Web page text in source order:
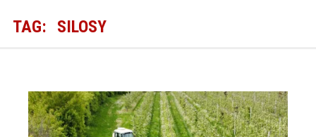
TAG: SILOSY